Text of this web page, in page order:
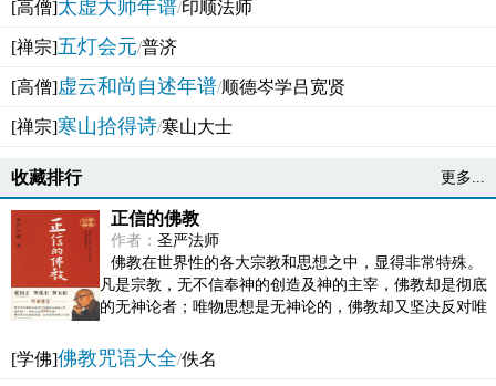
[高僧]太虚大师年谱/印顺法师
[禅宗]五灯会元/普济
[高僧]虚云和尚自述年谱/顺德岑学吕宽贤
[禅宗]寒山拾得诗/寒山大士
收藏排行 更多...
正信的佛教
作者： 圣严法师
佛教在世界性的各大宗教和思想之中，显得非常特殊。
凡是宗教，无不信奉神的创造及神的主宰，佛教却是彻底
的无神论者；唯物思想是无神论的，佛教却又坚决反对唯
[学佛]佛教咒语大全/佚名